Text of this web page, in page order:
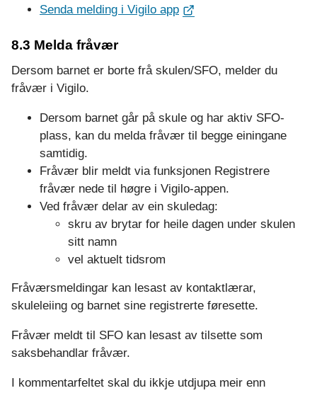
Senda melding i Vigilo app
8.3 Melda fråvær
Dersom barnet er borte frå skulen/SFO, melder du
fråvær i Vigilo.
Dersom barnet går på skule og har aktiv SFO-
plass, kan du melda fråvær til begge einingane
samtidig.
Fråvær blir meldt via funksjonen Registrere
fråvær nede til høgre i Vigilo-appen.
Ved fråvær delar av ein skuledag:
skru av brytar for heile dagen under skulen
sitt namn
vel aktuelt tidsrom
Fråværsmeldingar kan lesast av kontaktlærar,
skuleleiing og barnet sine registrerte føresette.
Fråvær meldt til SFO kan lesast av tilsette som
saksbehandlar fråvær.
I kommentarfeltet skal du ikkje utdjupa meir enn